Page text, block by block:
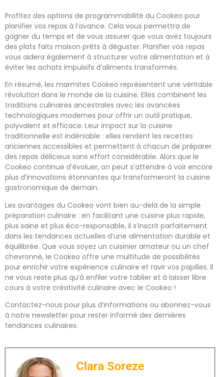
Profitez des options de programmabilité du Cookeo pour
planifier vos repas à l’avance. Cela vous permettra de
gagner du temps et de vous assurer que vous avez toujours
des plats faits maison prêts à déguster. Planifier vos repas
vous aidera également à structurer votre alimentation et à
éviter les achats impulsifs d’aliments transformés.
En résumé, les marmites Cookeo représentent une véritable
révolution dans le monde de la cuisine. Elles combinent les
traditions culinaires ancestrales avec les avancées
technologiques modernes pour offrir un outil pratique,
polyvalent et efficace. Leur impact sur la cuisine
traditionnelle est indéniable : elles rendent les recettes
anciennes accessibles et permettent à chacun de préparer
des repas délicieux sans effort considérable. Alors que le
Cookeo continue d’évoluer, on peut s’attendre à voir encore
plus d’innovations étonnantes qui transformeront la cuisine
gastronomique de demain.
Les avantages du Cookeo vont bien au-delà de la simple
préparation culinaire : en facilitant une cuisine plus rapide,
plus saine et plus éco-responsable, il s’inscrit parfaitement
dans les tendances actuelles d’une alimentation durable et
équilibrée. Que vous soyez un cuisinier amateur ou un chef
chevronné, le Cookeo offre une multitude de possibilités
pour enrichir votre expérience culinaire et ravir vos papilles. Il
ne vous reste plus qu’à enfiler votre tablier et à laisser libre
cours à votre créativité culinaire avec le Cookeo !
Contactez-nous pour plus d’informations ou abonnez-vous
à notre newsletter pour rester informé des dernières
tendances culinaires.
Clara Soreze